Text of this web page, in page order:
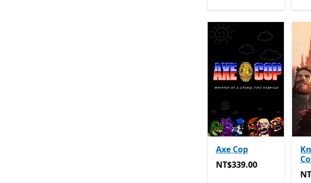
Axe Cop
NT$339.00
NT$339.00